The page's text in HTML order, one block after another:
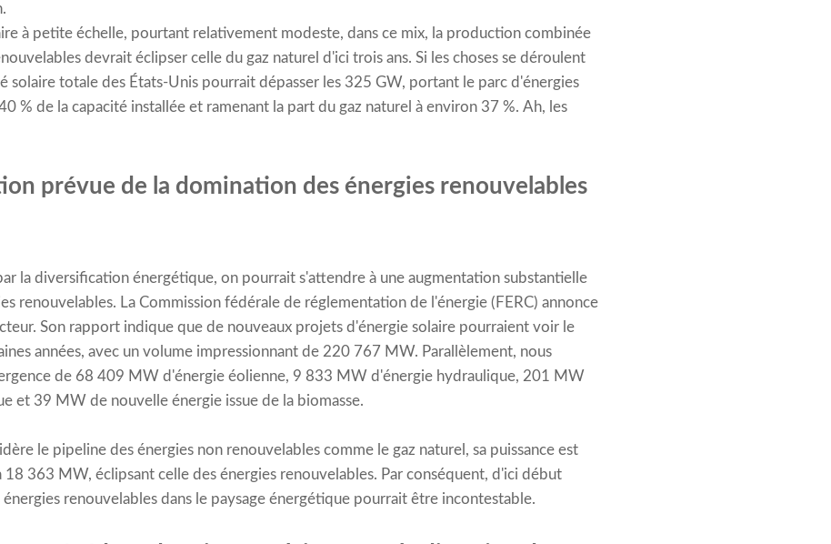
à petite échelle, pourtant relativement modeste, dans ce mix, la production combinée
devrait éclipser celle du gaz naturel d'ici trois ans. Si les choses se déroulent
solaire totale des États-Unis pourrait dépasser les 325 GW, portant le parc d'énergies
% de la capacité installée et ramenant la part du gaz naturel à environ 37 %. Ah, les
prévue de la domination des énergies renouvelables
la diversification énergétique, on pourrait s'attendre à une augmentation substantielle
renouvelables. La Commission fédérale de réglementation de l'énergie (FERC) annonce
Son rapport indique que de nouveaux projets d'énergie solaire pourraient voir le
années, avec un volume impressionnant de 220 767 MW. Parallèlement, nous
de 68 409 MW d'énergie éolienne, 9 833 MW d'énergie hydraulique, 201 MW
et 39 MW de nouvelle énergie issue de la biomasse.
le pipeline des énergies non renouvelables comme le gaz naturel, sa puissance est
363 MW, éclipsant celle des énergies renouvelables. Par conséquent, d'ici début
renouvelables dans le paysage énergétique pourrait être incontestable.